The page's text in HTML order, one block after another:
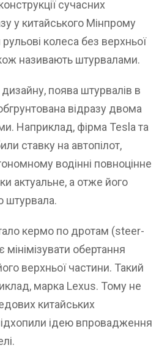
сучасних
у китайського Мінпрому
колеса без верхньої
називають штурвалами.
поява штурвалів в
відразу двома
Наприклад, фірма Tesla та
ставку на автопілот,
водінні повноцінне
актуальне, а отже його
штурвала.
кермо по дротам (steer-
обертання
верхньої частини. Такий
марка Lexus. Тому не
китайських
ідею впровадження